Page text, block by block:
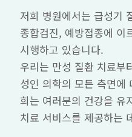
저희 병원에서는 급성기
종합검진, 예방접종에 이
시행하고 있습니다.
우리는 만성 질환 치료부
성인 의학의 모든 측면에
희는 여러분의 건강을 유
치료 서비스를 제공하는